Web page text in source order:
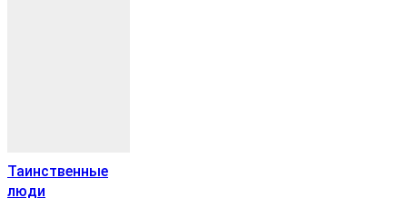
Таинственные
люди